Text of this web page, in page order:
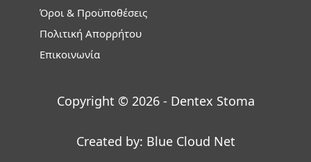
Όροι & Προϋποθέσεις
Πολιτική Απορρήτου
Επικοινωνία
Copyright © 2026 - Dentex Stoma
Created by: Blue Cloud Net